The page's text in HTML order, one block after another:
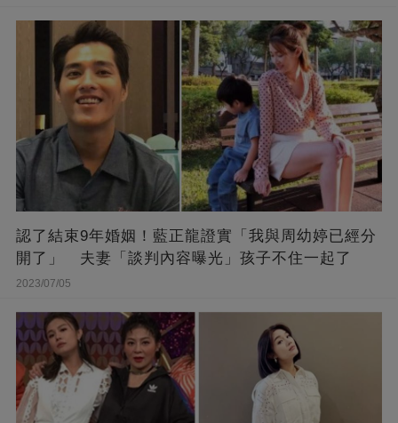
認了結束9年婚姻！藍正龍證實「我與周幼婷已經分
開了」 夫妻「談判內容曝光」孩子不住一起了
2023/07/05